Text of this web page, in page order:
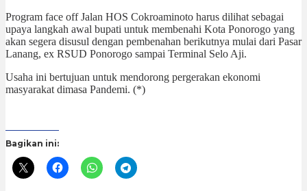
Program face off Jalan HOS Cokroaminoto harus dilihat sebagai
upaya langkah awal bupati untuk membenahi Kota Ponorogo yang
akan segera disusul dengan pembenahan berikutnya mulai dari Pasar
Lanang, ex RSUD Ponorogo sampai Terminal Selo Aji.
Usaha ini bertujuan untuk mendorong pergerakan ekonomi
masyarakat dimasa Pandemi. (*)
Bagikan ini: